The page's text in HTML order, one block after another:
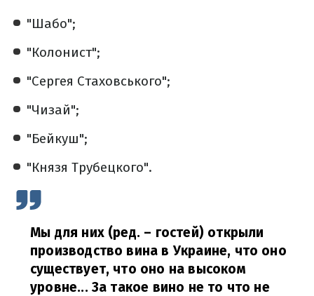
"Шабо";
"Колонист";
"Сергея Стаховського";
"Чизай";
"Бейкуш";
"Князя Трубецкого".
Мы для них (ред. – гостей) открыли
производство вина в Украине, что оно
существует, что оно на высоком
уровне... За такое вино не то что не